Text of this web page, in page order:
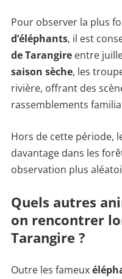
Pour observer la plus
d’éléphants, il est
de Tarangireentre
saison sèche, les
rivière, offrant des
rassemblements
Hors de cette période,
davantage dans les
observation plus
Quels autres
on rencontrer
Tarangire ?
Outre les fameux